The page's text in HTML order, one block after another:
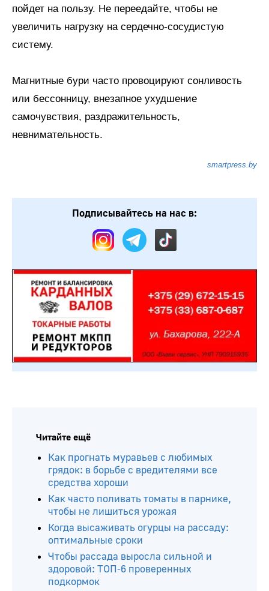
пойдет на пользу. Не переедайте, чтобы не
увеличить нагрузку на сердечно-сосудистую
систему.
Магнитные бури часто провоцируют сонливость
или бессонницу, внезапное ухудшение
самочувствия, раздражительность,
невнимательность.
smartpress.by
Подписывайтесь на нас в:
Читайте ещё
Как прогнать муравьев с любимых
грядок: в борьбе с вредителями все
средства хороши
Как часто поливать томаты в парнике,
чтобы не лишиться урожая
Когда высаживать огурцы на рассаду:
оптимальные сроки
Чтобы рассада выросла сильной и
здоровой: ТОП-6 проверенных
подкормок